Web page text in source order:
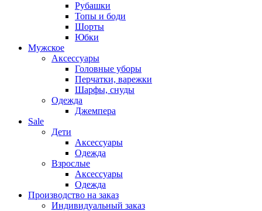
Рубашки
Топы и боди
Шорты
Юбки
Мужское
Аксессуары
Головные уборы
Перчатки, варежки
Шарфы, снуды
Одежда
Джемпера
Sale
Дети
Аксессуары
Одежда
Взрослые
Аксессуары
Одежда
Производство на заказ
Индивидуальный заказ